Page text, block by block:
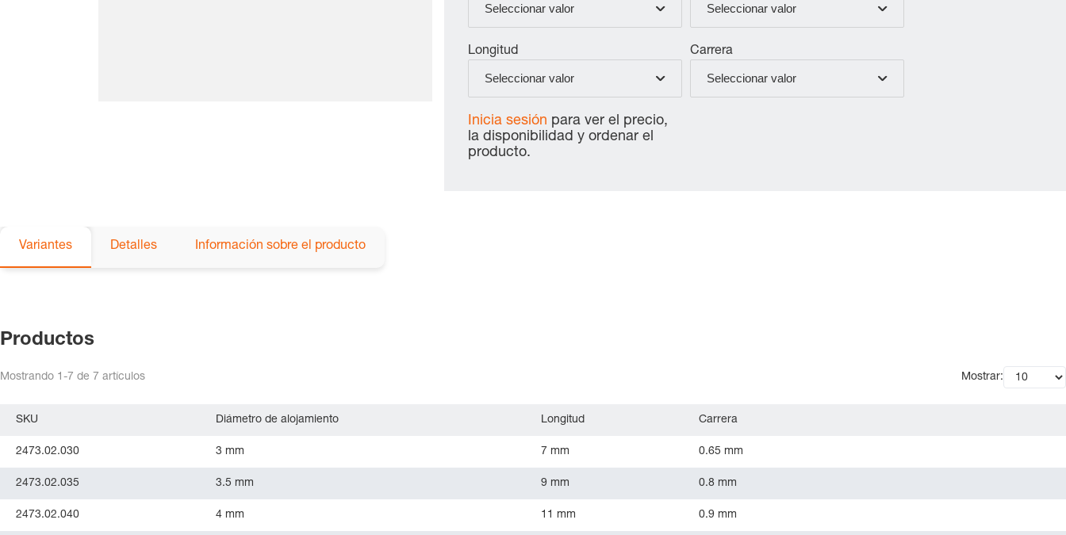
Seleccionar valor Seleccionar valor
Longitud
Seleccionar valor
Carrera
Seleccionar valor
Inicia sesión para ver el precio,
la disponibilidad y ordenar el
producto.
Variantes Detalles Información sobre el producto
Productos
Mostrando 1-7 de 7 artículos Mostrar:
SKU Diámetro de alojamiento Longitud Carrera
2473.02.030 3 mm 7 mm 0.65 mm
2473.02.035 3.5 mm 9 mm 0.8 mm
2473.02.040 4 mm 11 mm 0.9 mm